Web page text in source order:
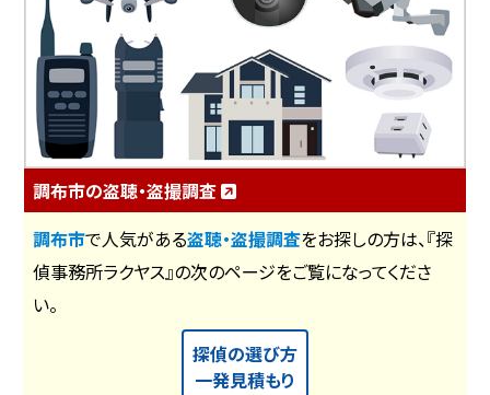
調布市の盗聴・盗撮調査
調布市で人気がある盗聴・盗撮調査をお探しの方は、『探
偵事務所ラクヤス』の次のページをご覧になってくださ
い。
探偵の選び方
一発見積もり